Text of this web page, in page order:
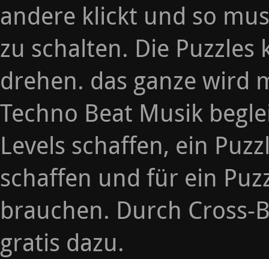
andere klickt und so
zu schalten. Die
drehen. das ganze wird
Techno Beat Musik
Levels schaffen, ein
schaffen und für ein
brauchen. Durch Cross-
gratis dazu.